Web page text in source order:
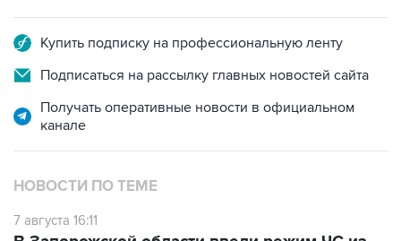
Купить подписку на профессиональную ленту
Подписаться на рассылку главных новостей сайта
Получать оперативные новости в официальном
канале
НОВОСТИ ПО ТЕМЕ
7 августа 16:11